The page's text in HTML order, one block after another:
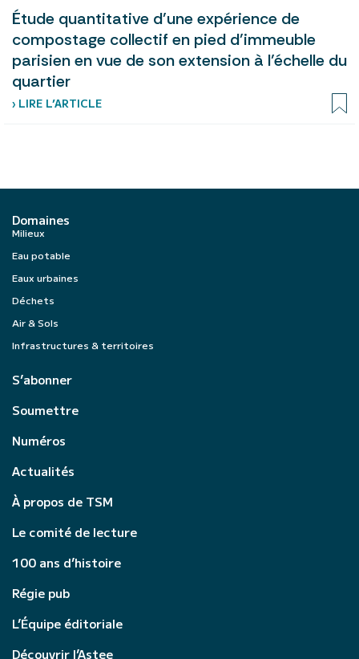
Étude quantitative d’une expérience de
compostage collectif en pied d’immeuble
parisien en vue de son extension à l’échelle du
quartier
› LIRE L’ARTICLE
Domaines
Milieux
Eau potable
Eaux urbaines
Déchets
Air & Sols
Infrastructures & territoires
S’abonner
Soumettre
Numéros
Actualités
À propos de TSM
Le comité de lecture
100 ans d’histoire
Régie pub
L’Équipe éditoriale
Découvrir l’Astee